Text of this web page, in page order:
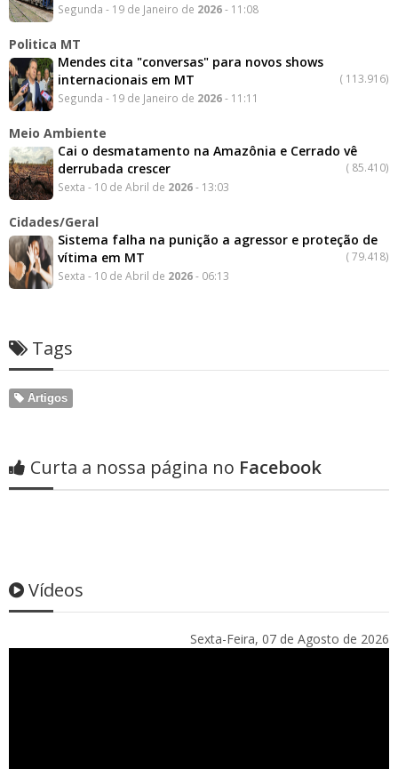
Segunda - 19 de Janeiro de 2026- 11:08
Politica MT
Mendes cita "conversas" para novos shows
internacionais em MT
( 113.916)
Segunda - 19 de Janeiro de 2026- 11:11
Meio Ambiente
Cai o desmatamento na Amazônia e Cerrado vê
derrubada crescer
( 85.410)
Sexta - 10 de Abril de 2026- 13:03
Cidades/Geral
Sistema falha na punição a agressor e proteção de
vítima em MT
(79.418)
Sexta - 10 de Abril de 2026- 06:13
Tags
Artigos
Curta a nossa página no Facebook
Vídeos
Sexta-Feira, 07 de Agosto de 2026